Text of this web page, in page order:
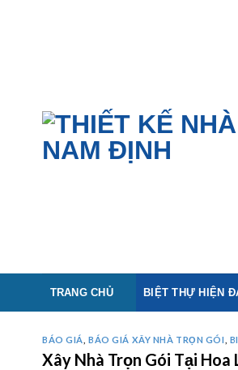
TRANG CHỦ BIỆT THỰ HIỆN
BÁO GIÁ ,BÁO GIÁ XÂY NHÀ TRỌN GÓI
Xây Nhà Trọn Gói Tại